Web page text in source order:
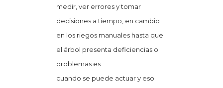
medir, ver errores y tomar
decisiones a tiempo, en cambio
en los riegos manuales hasta que
el árbol presenta deficiencias o
problemas es
cuando se puede actuar y eso